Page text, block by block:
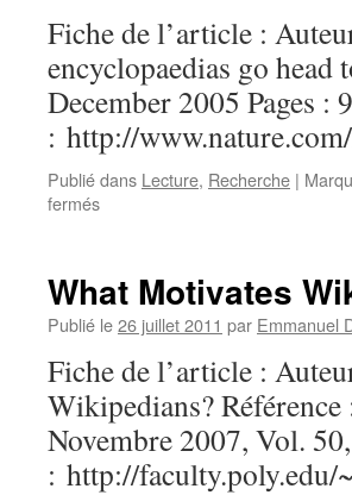
Fiche de l’article :
encyclopaedias go head
December 2005 Pages :
: http://
Publié dans Lecture, Recherche |
fermés
head
to
What Motivates
Publié le26 juillet 2011 par Emmanuel
Fiche de l’article :
Wikipedians?
Novembre 2007, Vol.
: http://